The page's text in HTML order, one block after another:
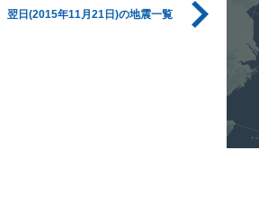
翌日(2015年11月21日)の地震一覧